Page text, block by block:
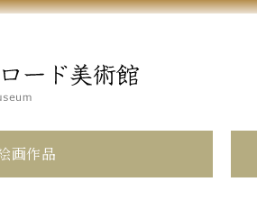
画作品